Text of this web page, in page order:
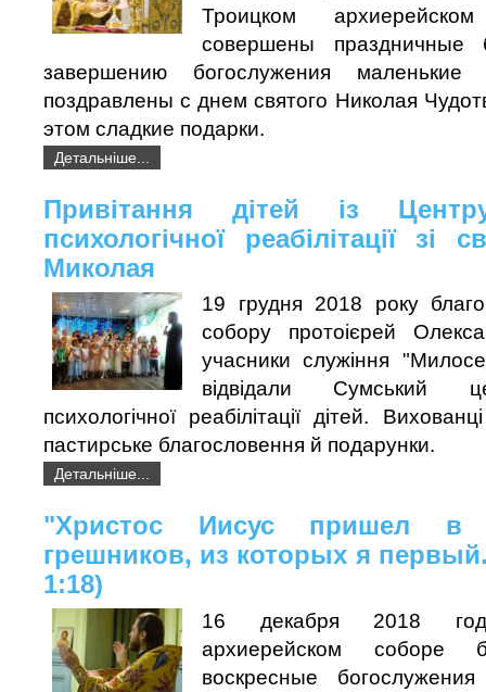
Троицком
совершены праздничные
завершению богослужения
поздравлены с днем святого Николая
этом сладкие подарки.
Детальніше...
Привітання дітей із
психологічної реабілітації зі
Миколая
19 грудня 2018 року
собору протоієрей
учасники служіння
відвідали Сумський
психологічної реабілітації дітей.
пастирське благословення й подарунки.
Детальніше...
"Христос Иисус пришел в
грешников, из которых я
1:18)
16 декабря 2018
архиерейском соборе
воскресные